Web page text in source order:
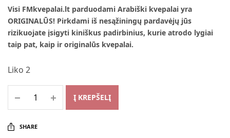
Visi FMkvepalai.lt parduodami Arabiški kvepalai yra
ORIGINALŪS! Pirkdami iš nesąžiningų pardavėjų jūs
rizikuojate įsigyti kiniškus padirbinius, kurie atrodo lygiai
taip pat, kaip ir originalūs kvepalai.
Liko 2
Į KREPŠELĮ
SHARE